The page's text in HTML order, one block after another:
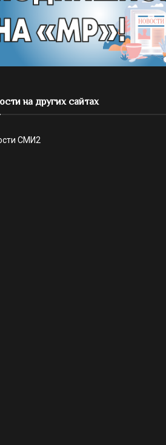
на других сайтах
СМИ2